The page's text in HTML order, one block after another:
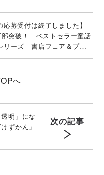
応募受付は終了しました】
部突破！ ベストセラー童話
リーズ 書店フェア＆プレ
〔株式会社トーハン〕
へ
明」にな
ずかん」
次の記事